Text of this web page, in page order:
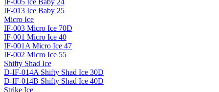
IF-005 Ice Baby 24
IF-013 Ice Baby 25
Micro Ice
IF-003 Micro Ice 70D
IF-001 Micro Ice 40
IF-001A Micro Ice 47
IF-002 Micro Ice 55
Shifty Shad Ice
D-IF-014A Shifty Shad Ice 30D
D-IF-014B Shifty Shad Ice 40D
Strike Ice